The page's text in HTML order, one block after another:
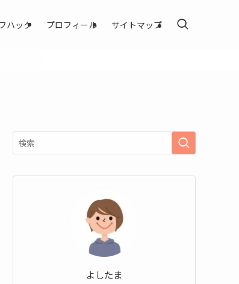
ハック プロフィール サイトマップ
よしたま